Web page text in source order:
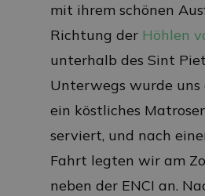
mit ihrem schönen
Richtung der Höhlen
unterhalb des Sint
Unterwegs wurde uns
ein köstliches
serviert, und nach
Fahrt legten wir am
neben der ENCI an.